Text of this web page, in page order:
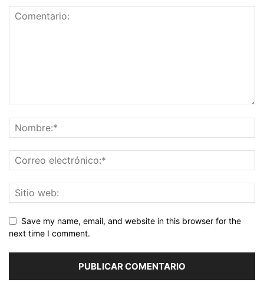
Save my name, email, and website in this browser for the
next time I comment.